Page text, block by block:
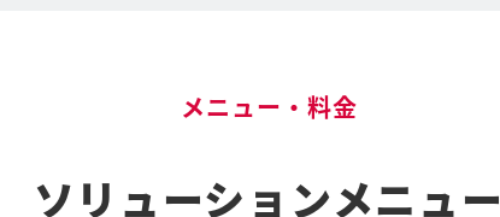
メニュー・料金
ソリューションメニュー